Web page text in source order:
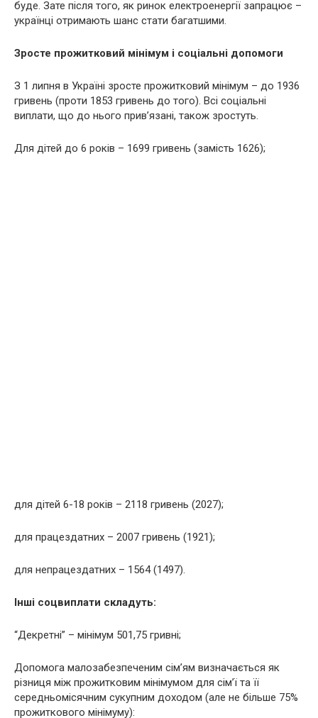
буде. Зате після того, як ринок електроенергії запрацює –
українці отримають шанс стати багатшими.
Зросте прожитковий мінімум і соціальні допомоги
З 1 липня в Україні зросте прожитковий мінімум – до 1936
гривень (проти 1853 гривень до того). Всі соціальні
виплати, що до нього прив’язані, також зростуть.
Для дітей до 6 років – 1699 гривень (замість 1626);
для дітей 6-18 років – 2118 гривень (2027);
для працездатних – 2007 гривень (1921);
для непрацездатних – 1564 (1497).
Інші соцвиплати складуть:
“Декpетні” – мінімум 501,75 гривні;
Допомога малозабезпеченим сім’ям визначається як
різниця між прожитковим мінімумом для сім’ї та її
середньомісячним сукупним доходом (але не більше 75%
прожиткового мінімуму):